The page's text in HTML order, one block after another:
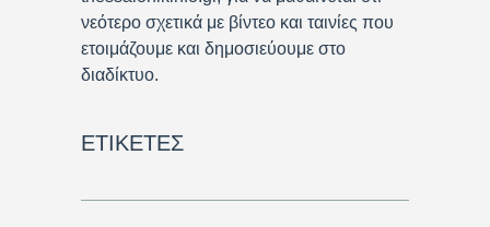
νεότερο σχετικά με βίντεο και ταινίες που
ετοιμάζουμε και δημοσιεύουμε στο
διαδίκτυο.
ΕΤΙΚΈΤΕΣ